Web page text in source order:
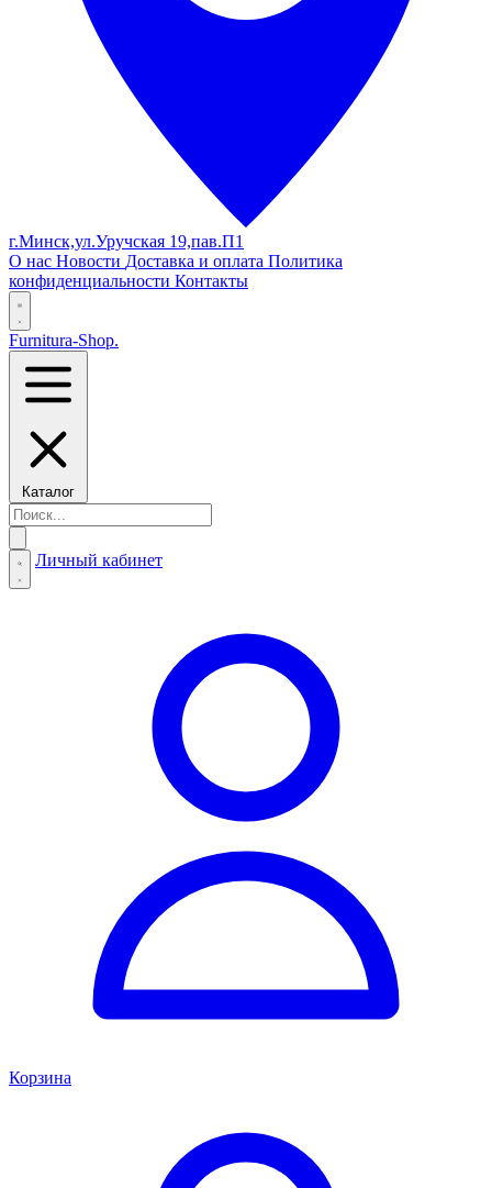
г.Минск,ул.Уручская 19,пав.П1
О нас Новости Доставка и оплата Политика
конфиденциальности Контакты
Furnitura-Shop.
Каталог
Личный кабинет
Корзина